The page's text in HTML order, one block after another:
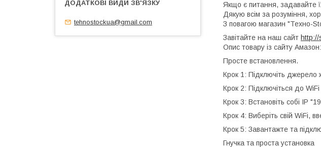
Якщо є питання, задавайте
Дякую всім за розуміння,
З повагою магазин "Техно-
Завітайте на наш сайт
Опис товару із сайту Амазон:
Просте встановлення.
Крок 1: Підключіть джерело
Крок 2: Підключіться до
Крок 3: Встановіть собі IP
Крок 4: Виберіть свій WiFi,
Крок 5: Завантажте та
Гнучка та проста установка
tehnostockua@gmail.com